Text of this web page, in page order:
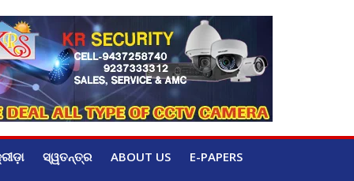
ସ୍ୱତନ୍ତ୍ର ABOUT US E-PAPERS